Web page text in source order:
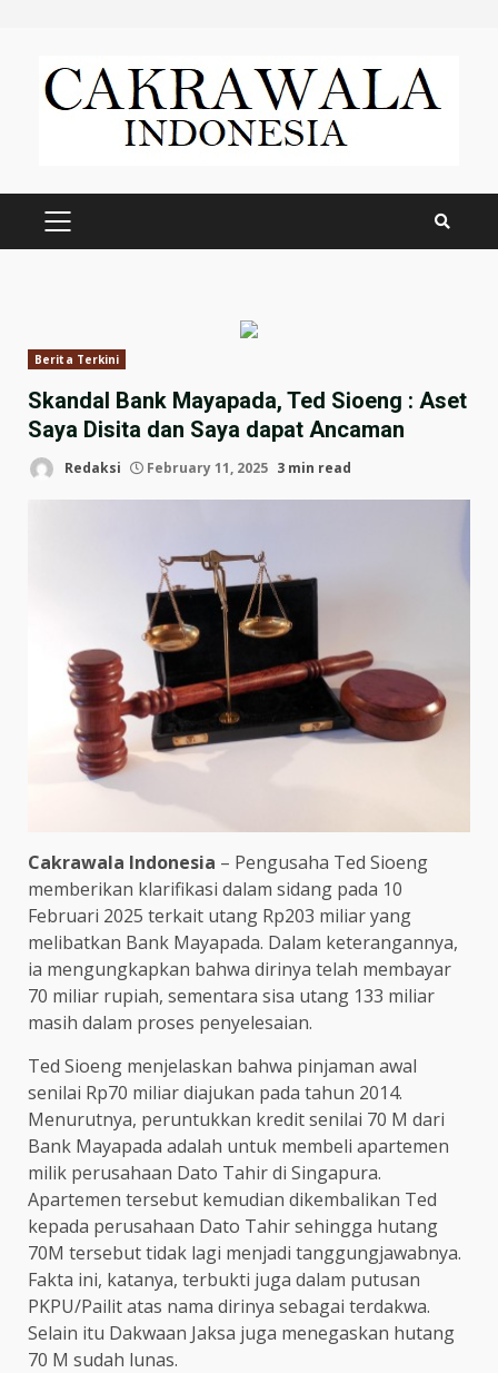
content
PRIMARY
Berita Terkini
Skandal Bank Mayapada, Ted Sioeng : Aset
Saya Disita dan Saya dapat Ancaman
Redaksi February 11, 2025 3 min read
Cakrawala Indonesia – Pengusaha Ted Sioeng
memberikan klarifikasi dalam sidang pada 10
Februari 2025 terkait utang Rp203 miliar yang
melibatkan Bank Mayapada. Dalam keterangannya,
ia mengungkapkan bahwa dirinya telah membayar
70 miliar rupiah, sementara sisa utang 133 miliar
masih dalam proses penyelesaian.
Ted Sioeng menjelaskan bahwa pinjaman awal
senilai Rp70 miliar diajukan pada tahun 2014.
Menurutnya, peruntukkan kredit senilai 70 M dari
Bank Mayapada adalah untuk membeli apartemen
milik perusahaan Dato Tahir di Singapura.
Apartemen tersebut kemudian dikembalikan Ted
kepada perusahaan Dato Tahir sehingga hutang
70M tersebut tidak lagi menjadi tanggungjawabnya.
Fakta ini, katanya, terbukti juga dalam putusan
PKPU/Pailit atas nama dirinya sebagai terdakwa.
Selain itu Dakwaan Jaksa juga menegaskan hutang
70 M sudah lunas.